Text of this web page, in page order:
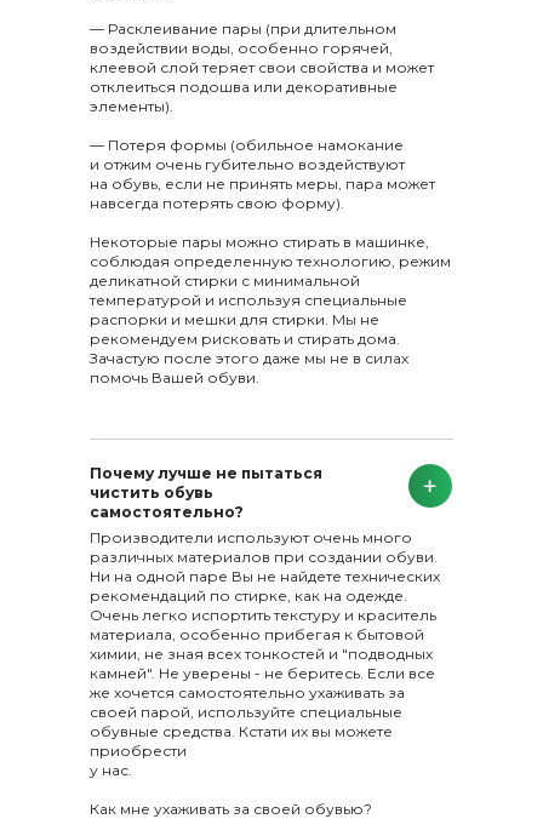
— Расклеивание пары (при длительном
воздействии воды, особенно горячей,
клеевой слой теряет свои свойства и может
отклеиться подошва или декоративные
элементы).
— Потеря формы (обильное намокание
и отжим очень губительно воздействуют
на обувь, если не принять меры, пара может
навсегда потерять свою форму).
Некоторые пары можно стирать в машинке,
соблюдая определенную технологию, режим
деликатной стирки с минимальной
температурой и используя специальные
распорки и мешки для стирки. Мы не
рекомендуем рисковать и стирать дома.
Зачастую после этого даже мы не в силах
помочь Вашей обуви.
Почему лучше не пытаться
чистить обувь
самостоятельно?
Производители используют очень много
различных материалов при создании обуви.
Ни на одной паре Вы не найдете технических
рекомендаций по стирке, как на одежде.
Очень легко испортить текстуру и краситель
материала, особенно прибегая к бытовой
химии, не зная всех тонкостей и "подводных
камней". Не уверены - не беритесь. Если все
же хочется самостоятельно ухаживать за
своей парой, используйте специальные
обувные средства. Кстати их вы можете
приобрести
у нас.
Как мне ухаживать за своей обувью?